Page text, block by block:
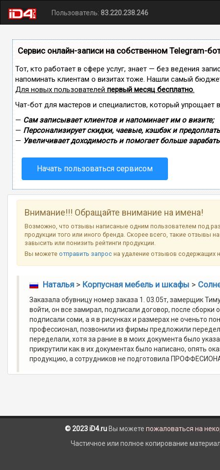
Пользователь: 83.220.238.246
Сервис онлайн-записи на собственном Telegram-
Тот, кто работает в сфере услуг, знает — без ведения
напоминать клиентам о визитах тоже. Нашли самый
Для новых пользователей первый месяц бесплатно.
Чат-бот для мастеров и специалистов, который упрощает
— Сам записывает клиентов и напоминает им о визите;
— Персонализирует скидки, чаевые, кэшбэк и
— Увеличивает доходимость и помогает больше
Начать пользоваться сервисом
Внимание!!! Обращайте внимание на имена!
Возможно, что отзывы написаные одним пользователем под
продукции того или иного бренда. Скорее всего, такие отзывы
завысить или понизить рейтинги продукции.
Вы можетеотправить запрос на удаление отзывов
Наталья> Корпусная мебель и шкафы >
Заказала обувницу номер заказа 1. 03.05т, замерщик
войти, он все замирал, подписали договор, после сборки
подписали соми, а я в рисунках и размерах не оченьто
профессионал, позвонили из фирмы предложили
переделали, хотя за рание в в моих документа было
прикрутили как в их документах было написано, опять
продукцию, а сотрудников не подготовила
© 2023 iD4.ru Вы можете пожаловаться на
Частичное или полное копирование